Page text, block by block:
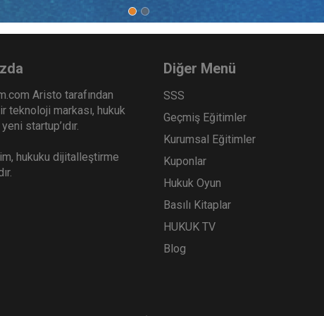
Mesafeli Sözleşmelerde Tüketicilerin Bilgilendirilme ve Cayma
Aristo tarafından
teknoloji markası, hukuk
startup’ıdır.
hukuku dijitalleştirme
Diğer Menü
SSS
Geçmiş Eğitimler
Kurumsal Eğitimler
Kuponlar
Hukuk Oyun
Basılı Kitaplar
HUKUK TV
Blog